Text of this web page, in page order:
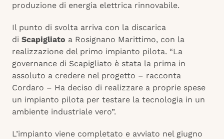
produzione di energia elettrica rinnovabile.
Il punto di svolta arriva con la discarica
di Scapigliato a Rosignano Marittimo, con la
realizzazione del primo impianto pilota. “La
governance di Scapigliato è stata la prima in
assoluto a credere nel progetto – racconta
Cordaro – Ha deciso di realizzare a proprie spese
un impianto pilota per testare la tecnologia in un
ambiente industriale vero”.
L’impianto viene completato e avviato nel giugno